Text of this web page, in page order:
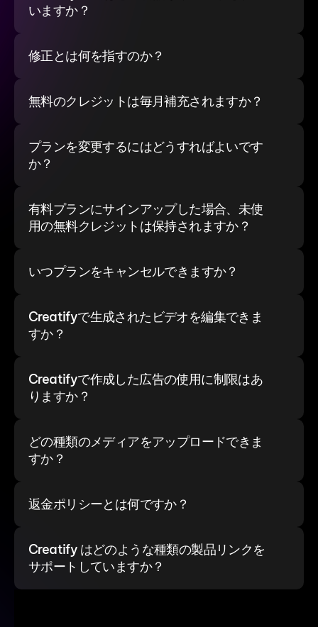
いますか？
修正とは何を指すのか？
無料のクレジットは毎月補充されますか？
プランを変更するにはどうすればよいです
か？
有料プランにサインアップした場合、未使
用の無料クレジットは保持されますか？
いつプランをキャンセルできますか？
Creatifyで作成した広告の使用に制限はあ
りますか？
Creatifyで生成されたビデオを編集できま
すか？
どの種類のメディアをアップロードできま
すか？
返金ポリシーとは何ですか？
Creatify はどのような種類の製品リンクを
サポートしていますか？